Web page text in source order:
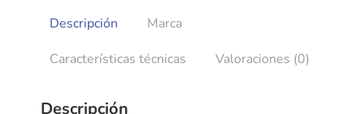
Descripción
Marca
Características técnicas
Valoraciones (0)
Descripción